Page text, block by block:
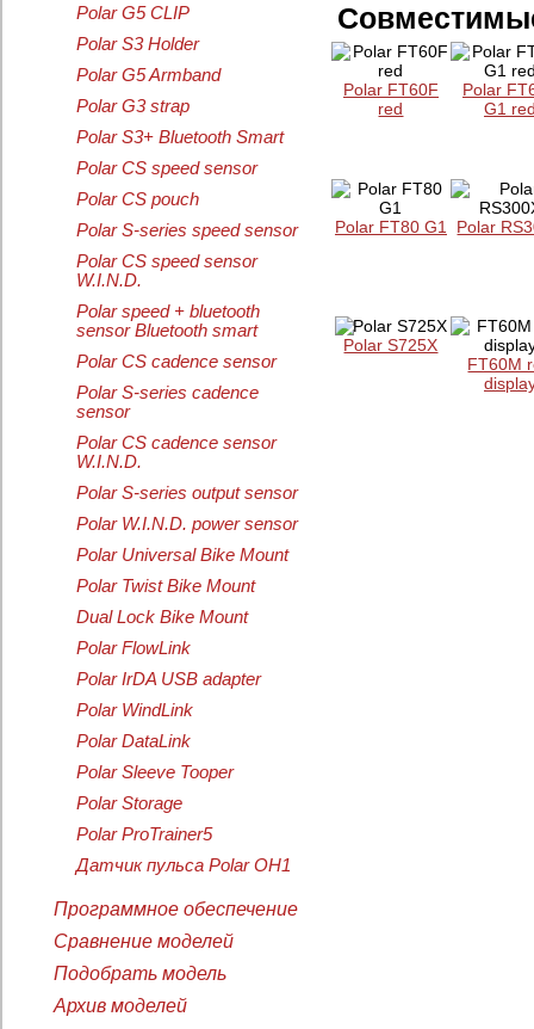
Polar FT60F
red
Polar
G1
Polar FT80 G1 Polar
Polar S725X
FT60M
Polar G5 CLIP
Polar S3 Holder
Polar G5 Armband
Polar G3 strap
Polar S3+ Bluetooth Smart
Polar CS speed sensor
Polar CS pouch
Polar S-series speed sensor
Polar CS speed sensor
W.I.N.D.
Polar speed + bluetooth
sensor Bluetooth smart
Polar CS cadence sensor
Polar S-series cadence
sensor
Polar CS cadence sensor
W.I.N.D.
Polar S-series output sensor
Polar W.I.N.D. power sensor
Polar Universal Bike Mount
Polar Twist Bike Mount
Dual Lock Bike Mount
Polar FlowLink
Polar IrDA USB adapter
Polar WindLink
Polar DataLink
Polar Sleeve Tooper
Polar Storage
Polar ProTrainer5
Датчик пульса Polar OH1
Программное обеспечение
Сравнение моделей
Подобрать модель
Архив моделей